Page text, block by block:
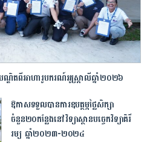
បណ្ឌិតពីអាហារូបករណ៍អូស្ត្រាលីឆ្នាំ២០២៦
ឱកាសទទួលបានការឧបត្ថម្ភថ្លៃសិក្សា
ចំនួន២០កន្លែងនៅវិទ្យាស្ថានបច្ចេកវិទ្យាគិរី
រម្យ ឆ្នាំ២០២៣-២០២៤